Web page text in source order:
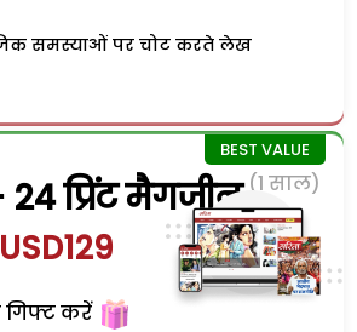
समस्याओं पर चोट करते लेख
प्रिंट मैगजीन (1 साल)
USD129
गिफ्ट करें